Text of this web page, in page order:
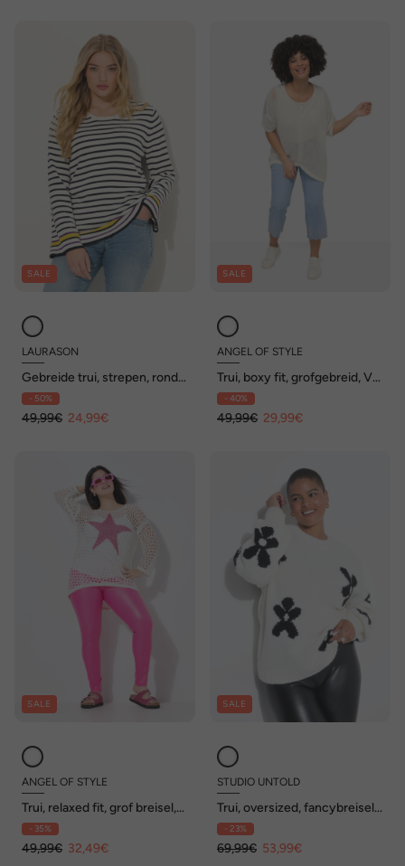
SALE
LAURASON
Gebreide trui, strepen, ronde
hals, lange mouwen
- 50%
49,99€ 24,99€
SALE
ANGEL OF STYLE
Trui, boxy fit, grofgebreid, V-
hals, lange mouwen
- 40%
49,99€ 29,99€
SALE
ANGEL OF STYLE
Trui, relaxed fit, grof breisel,
ster, 3/4-mouwen
- 35%
49,99€ 32,49€
SALE
STUDIO UNTOLD
Trui, oversized, fancybreisel,
flowers
- 23%
69,99€ 53,99€